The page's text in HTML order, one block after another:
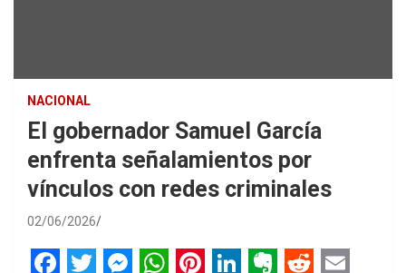
NACIONAL
El gobernador Samuel García
enfrenta señalamientos por
vínculos con redes criminales
02/06/2026